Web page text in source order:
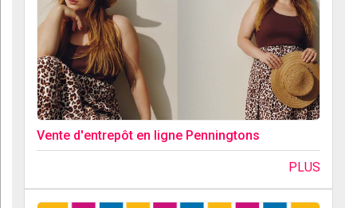
Vente d'entrepôt en ligne Penningtons
PLUS